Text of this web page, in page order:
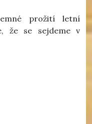
prožití letní
že se sejdeme v